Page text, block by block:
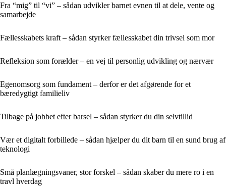
Fra “mig” til “vi” – sådan udvikler barnet evnen til at dele, vente og
samarbejde
Fællesskabets kraft – sådan styrker fællesskabet din trivsel som mor
Refleksion som forælder – en vej til personlig udvikling og nærvær
Egenomsorg som fundament – derfor er det afgørende for et
bæredygtigt familieliv
Tilbage på jobbet efter barsel – sådan styrker du din selvtillid
Vær et digitalt forbillede – sådan hjælper du dit barn til en sund brug af
teknologi
Små planlægningsvaner, stor forskel – sådan skaber du mere ro i en
travl hverdag